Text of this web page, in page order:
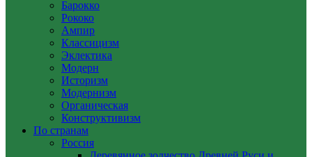
Барокко
Рококо
Ампир
Классицизм
Эклектика
Модерн
Историзм
Модернизм
Органическая
Конструктивизм
По странам
Россия